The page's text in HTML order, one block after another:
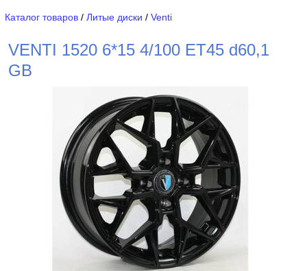
Каталог товаров / Литые диски / Venti
VENTI 1520 6*15 4/100 ET45 d60,1
GB